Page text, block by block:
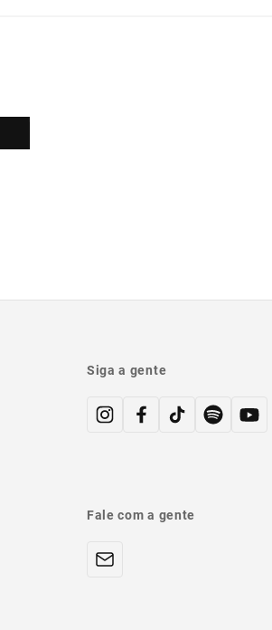
Siga a gente
Fale com a gente